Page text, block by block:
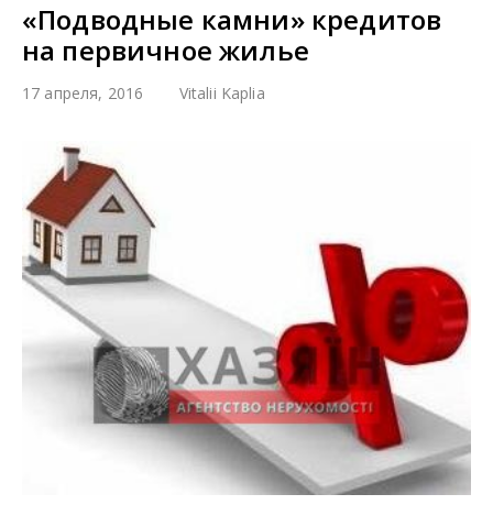
«Подводные камни» кредитов
на первичное жилье
17 апреля, 2016 Vitalii Kaplia